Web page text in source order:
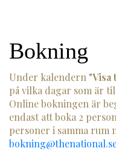
Bokning
Under kalendern "Visa
på vilka dagar som är
Online bokningen är
endast att boka 2
personer i samma rum